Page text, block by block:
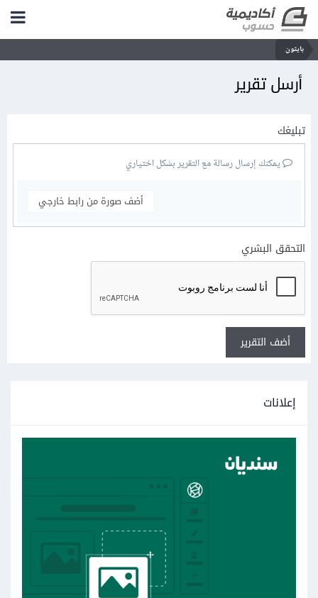
بايثون
أرسل تقرير
تبليغك
يمكنك إرسال رسالة مع التقرير بشكل اختياري
أضف صورة من رابط خارجي
التحقق البشري
أضف التقرير
إعلانات